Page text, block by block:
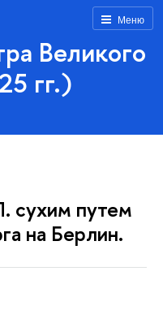
Меню
Великого
гг.)
сухим путем
на Берлин.